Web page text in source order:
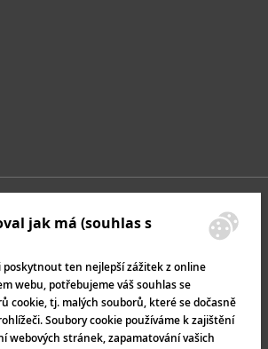
jak má (souhlas s
poskytnout ten nejlepší zážitek z online
webu, potřebujeme váš souhlas se
cookie, tj. malých souborů, které se dočasně
Soubory cookie používáme k zajištění
webových stránek, zapamatování vašich